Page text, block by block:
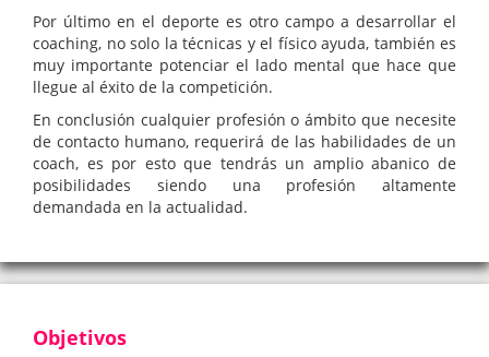
Por último en el deporte es otro campo a desarrollar el
coaching, no solo la técnicas y el físico ayuda, también es
muy importante potenciar el lado mental que hace que
llegue al éxito de la competición.
En conclusión cualquier profesión o ámbito que necesite
de contacto humano, requerirá de las habilidades de un
coach, es por esto que tendrás un amplio abanico de
posibilidades siendo una profesión altamente
demandada en la actualidad.
Objetivos